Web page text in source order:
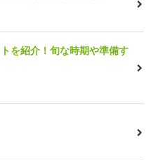
を紹介！旬な時期や準備す